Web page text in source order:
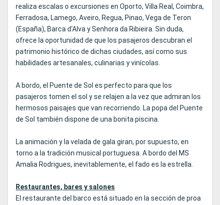
realiza escalas o excursiones en Oporto, Villa Real, Coimbra,
Ferradosa, Lamego, Aveiro, Regua, Pinao, Vega de Teron
(España), Barca d'Alva y Senhora da Ribieira. Sin duda,
ofrece la oportunidad de que los pasajeros descubran el
patrimonio histórico de dichas ciudades, así como sus
habilidades artesanales, culinarias y vinícolas.
A bordo, el Puente de Sol es perfecto para que los
pasajeros tomen el sol y se relajen a la vez que admiran los
hermosos paisajes que van recorriendo. La popa del Puente
de Sol también dispone de una bonita piscina.
La animación y la velada de gala giran, por supuesto, en
torno a la tradición musical portuguesa. A bordo del MS
Amalia Rodrigues, inevitablemente, el fado es la estrella.
Restaurantes, bares y salones
El restaurante del barco está situado en la sección de proa